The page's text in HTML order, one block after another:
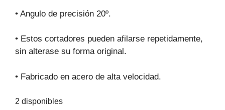
original
$68.912.
actual
$62.021.
• Angulo de precisión 20º.
• Estos cortadores pueden afilarse repetidamente,
sin alterase su forma original.
• Fabricado en acero de alta velocidad.
2 disponibles